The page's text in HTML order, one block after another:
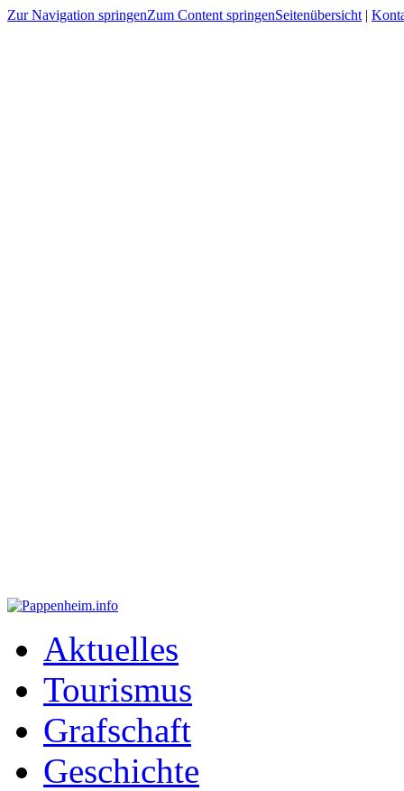
Zur Navigation springenZum Content springenSeitenübersicht |
Aktuelles
Tourismus
Grafschaft
Geschichte